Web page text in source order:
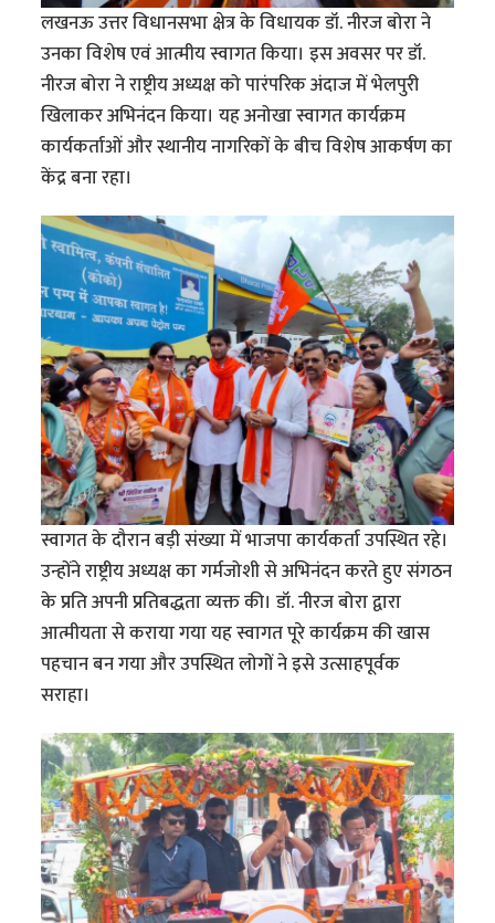
लखनऊ उत्तर विधानसभा क्षेत्र के विधायक डॉ. नीरज बोरा ने
उनका विशेष एवं आत्मीय स्वागत किया। इस अवसर पर डॉ.
नीरज बोरा ने राष्ट्रीय अध्यक्ष को पारंपरिक अंदाज में भेलपुरी
खिलाकर अभिनंदन किया। यह अनोखा स्वागत कार्यक्रम
कार्यकर्ताओं और स्थानीय नागरिकों के बीच विशेष आकर्षण का
केंद्र बना रहा।
स्वागत के दौरान बड़ी संख्या में भाजपा कार्यकर्ता उपस्थित रहे।
उन्होंने राष्ट्रीय अध्यक्ष का गर्मजोशी से अभिनंदन करते हुए संगठन
के प्रति अपनी प्रतिबद्धता व्यक्त की। डॉ. नीरज बोरा द्वारा
आत्मीयता से कराया गया यह स्वागत पूरे कार्यक्रम की खास
पहचान बन गया और उपस्थित लोगों ने इसे उत्साहपूर्वक
सराहा।